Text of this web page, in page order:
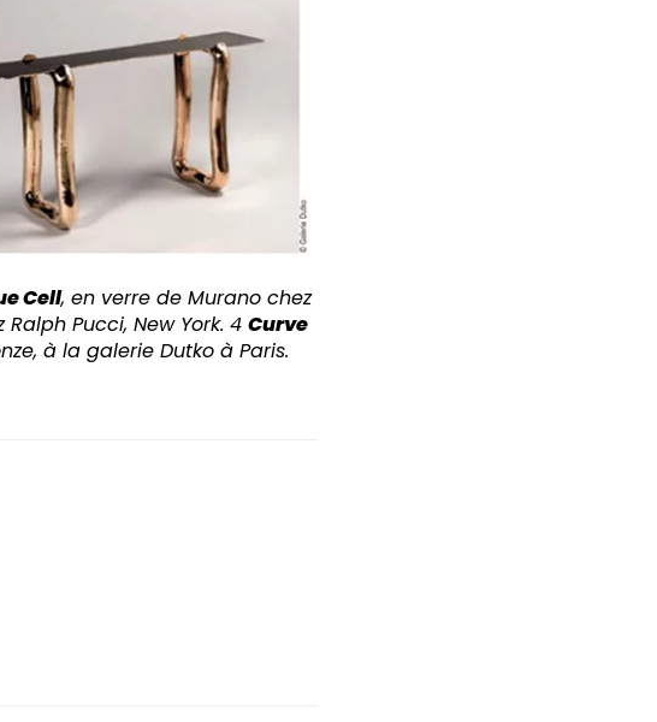
Cell, en verre de Murano chez
Pucci, New York. 4 Curve
à la galerie Dutko à Paris.